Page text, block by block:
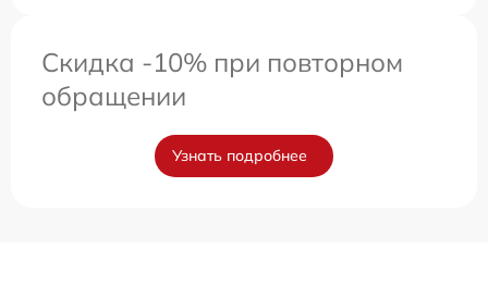
Скидка -10% при повторном
обращении
Узнать подробнее